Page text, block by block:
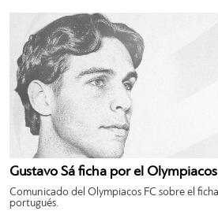
Gustavo Sá ficha por el Olympiacos
Comunicado del Olympiacos FC sobre el
portugués.